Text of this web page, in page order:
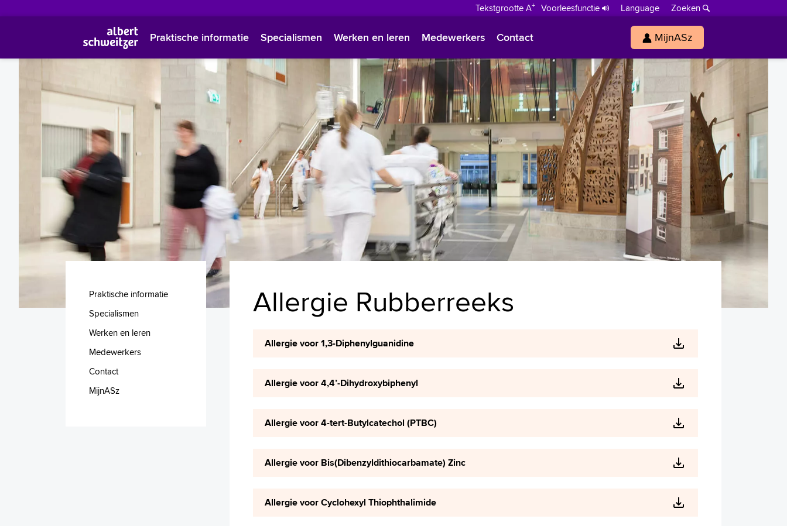
Tekstgrootte A+ Voorleesfunctie Language
Zoeken
Polski
Türkçe
Arabisch
Praktische informatie Specialismen Werken en leren Medewerkers Contact MijnASz
Praktische informatie
Specialismen
Werken en leren
Medewerkers
Contact
MijnASz
Allergie Rubberreeks
Allergie voor 1,3-Diphenylguanidine
Allergie voor 4,4’-Dihydroxybiphenyl
Allergie voor 4-tert-Butylcatechol (PTBC)
Allergie voor Bis(Dibenzyldithiocarbamate) Zinc
Allergie voor Cyclohexyl Thiophthalimide